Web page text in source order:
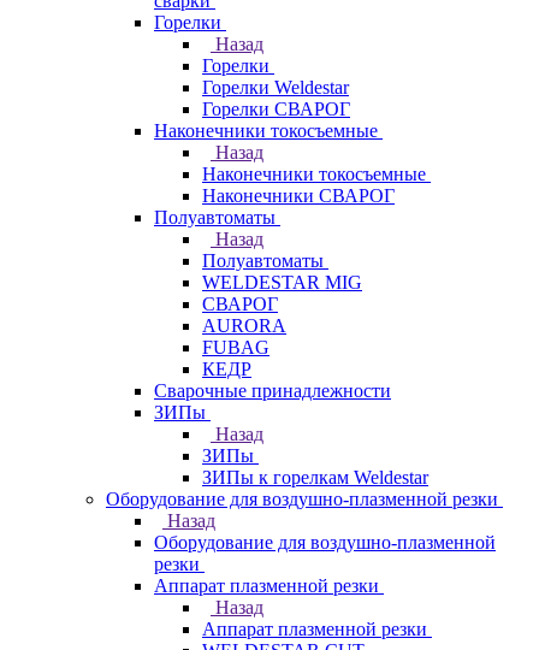
Горелки
Назад
Горелки
Горелки Weldestar
Горелки СВАРОГ
Наконечники токосъемные
Назад
Наконечники токосъемные
Наконечники СВАРОГ
Полуавтоматы
Назад
Полуавтоматы
WELDESTAR MIG
СВАРОГ
AURORA
FUBAG
КЕДР
Сварочные принадлежности
ЗИПы
Назад
ЗИПы
ЗИПы к горелкам Weldestar
Оборудование для воздушно-плазменной резки
Назад
Оборудование для воздушно-плазменной
резки
Аппарат плазменной резки
Назад
Аппарат плазменной резки